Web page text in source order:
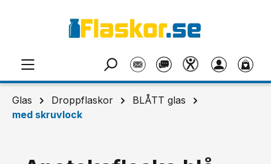
Glas Droppflaskor
BLÅTT glas
med skruvlock